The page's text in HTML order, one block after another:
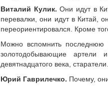
Виталий Кулик. Они идут в
перевалки, они идут в Китай,
переориентировался. Кроме
Можно вспомнить последнюю
золотодобывающие артели
девятнадцатого века,
Юрий Гаврилечко. Почему,